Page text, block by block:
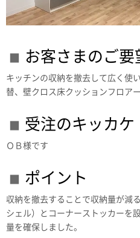
お客さまのご要
キッチンの収納を撤去して広く使
替、壁クロス床クッションフロア
受注のキッカケ
ＯＢ様です
ポイント
収納を撤去することで収納量が減
シェル）とコーナーストッカーを
量を確保しました。